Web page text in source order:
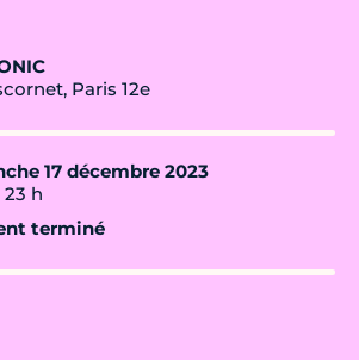
Paris 12e
17 décembre 2023
23 h
terminé